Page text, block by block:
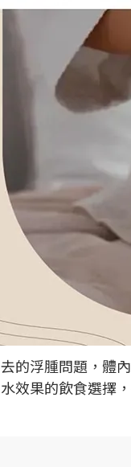
的浮腫問題，體
效果的飲食選擇